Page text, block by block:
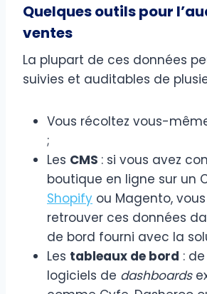
Quelques outils pour
ventes
La plupart de ces données
suivies et auditables de
Vous récoltez vous-
;
Les CMS : si vous avez
boutique en ligne sur un
Shopify ou Magento,
retrouver ces données
de bord fourni avec la
Les tableaux de bord :
logiciels de dashboards